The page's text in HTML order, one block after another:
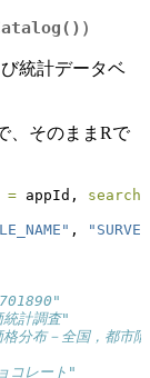
）
統計データベ
、そのままRで
= appId,
,
計調査"
－全国，都市階
コレート"